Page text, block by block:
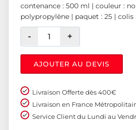
contenance : 500 ml | couleur :
polypropylène | paquet : 25 | colis
AJOUTER AU DEVIS
Livraison Offerte dès 400€
Livraison en France
Service Client du Lundi au